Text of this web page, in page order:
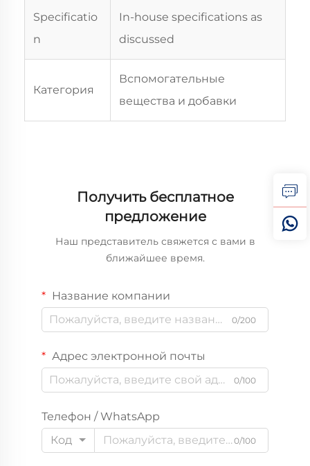
Specificatio
n
In-house specifications as
discussed
Категория
Вспомогательные
вещества и добавки
Получить бесплатное
предложение
Наш представитель свяжется с вами в
ближайшее время.
Название компании
0/200
Адрес электронной почты
0/100
Телефон / WhatsApp
Код
0/100